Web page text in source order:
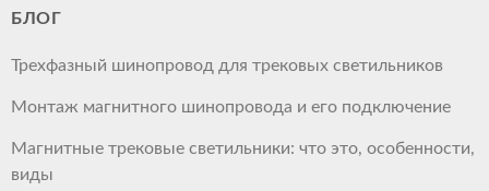
БЛОГ
Трехфазный шинопровод для трековых светильников
Монтаж магнитного шинопровода и его подключение
Магнитные трековые светильники: что это, особенности,
виды